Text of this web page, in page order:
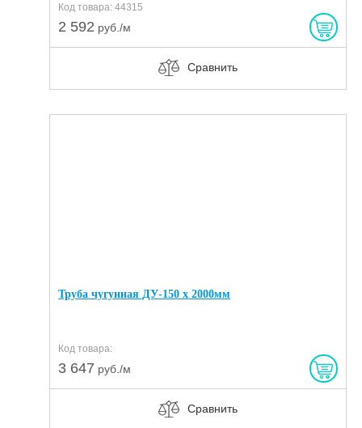
Код товара: 44315
2 592 руб./м
Сравнить
Труба чугунная ДУ-150 х 2000мм
Код товара:
3 647 руб./м
Сравнить